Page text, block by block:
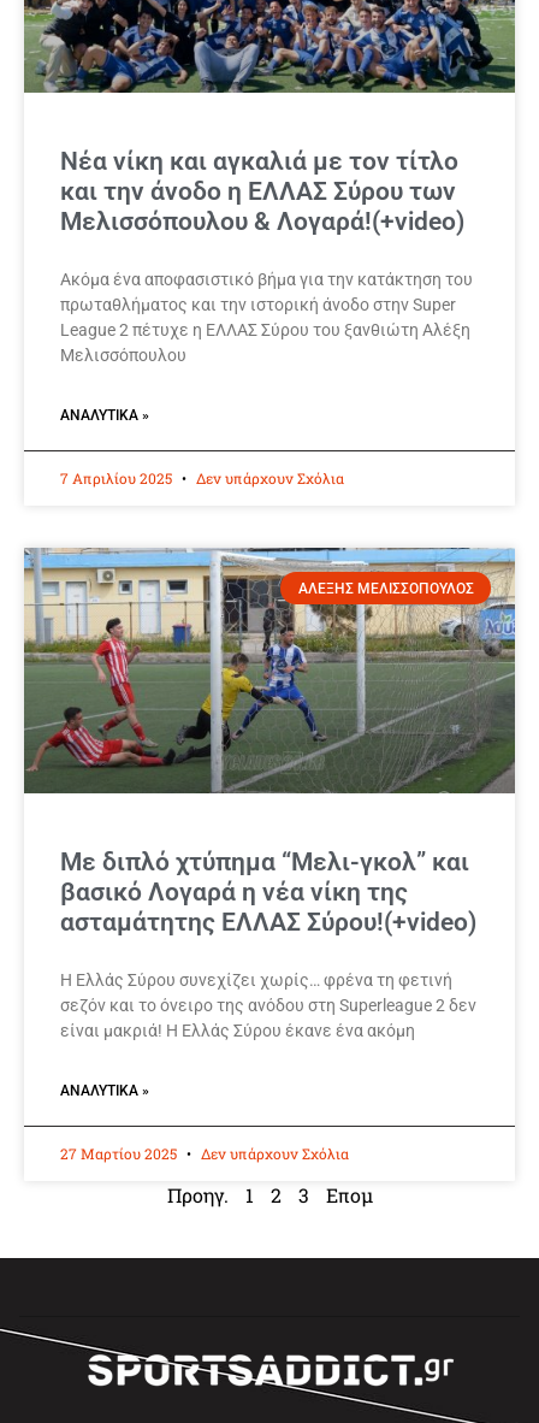
Νέα νίκη και αγκαλιά με τον τίτλο
και την άνοδο η ΕΛΛΑΣ Σύρου των
Μελισσόπουλου & Λογαρά!(+video)
Ακόμα ένα αποφασιστικό βήμα για την κατάκτηση του
πρωταθλήματος και την ιστορική άνοδο στην Super
League 2 πέτυχε η ΕΛΛΑΣ Σύρου του ξανθιώτη Αλέξη
Μελισσόπουλου
ΑΝΑΛΥΤΙΚΆ »
7 Απριλίου 2025 Δεν υπάρχουν Σχόλια
ΑΛΕΞΗΣ ΜΕΛΙΣΣΟΠΟΥΛΟΣ
Με διπλό χτύπημα “Μελι-γκολ” και
βασικό Λογαρά η νέα νίκη της
ασταμάτητης ΕΛΛΑΣ Σύρου!(+video)
Η Ελλάς Σύρου συνεχίζει χωρίς… φρένα τη φετινή
σεζόν και το όνειρο της ανόδου στη Superleague 2 δεν
είναι μακριά! Η Ελλάς Σύρου έκανε ένα ακόμη
ΑΝΑΛΥΤΙΚΆ »
27 Μαρτίου 2025 Δεν υπάρχουν Σχόλια
Προηγ. 1 2 3 Επομ